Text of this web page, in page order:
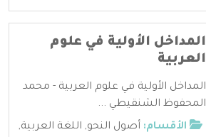
المداخل الأولية في علوم
العربية
المداخل الأولية في علوم العربية - محمد
المحفوظ الشنقيطي ...
الأقسام: أصول النحو, اللغة العربية,